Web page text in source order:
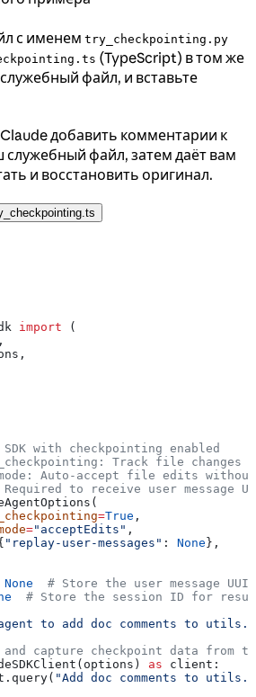
с именем try_checkpointing.py
(TypeScript) в том же
файл, и вставьте
добавить комментарии к
служебный файл, затем даёт вам
и восстановить оригинал.
import (
with checkpointing enabled
Track file changes
Auto-accept file edits
to receive user message
=True ,
="acceptEdits" ,
"replay-user-messages" : None },
None
# Store the user message
# Store the session ID for
agent to add doc comments to
capture checkpoint data from
as client:
"Add doc comments to